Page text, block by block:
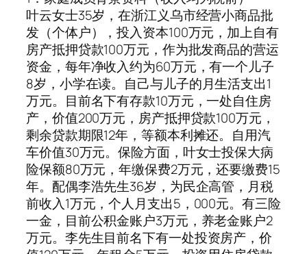
叶云女士35岁，在浙江义乌市经营小商品批
发（个体户），投入资本100万元，加上自有
房产抵押贷款100万元，作为批发商品的营运
资金，每年净收入约为60万元，有一个儿子
8岁，小学在读。自己与儿子的月生活支出1
万元。目前名下有存款10万元，一处自住房
产，价值200万元，房产抵押贷款100万元，
剩余贷款期限12年，等额本利摊还。自用汽
车价值30万元。保险方面，叶女士投保大病
险保额80万元，年缴保费2万元，还要缴费15
年。配偶李浩先生36岁，为民企高管，月税
前收入1万元，个人月支出5，000元。有三险
一金，目前公积金账户3万元，养老金账户2
万元。李先生目前名下有一处投资房产，价